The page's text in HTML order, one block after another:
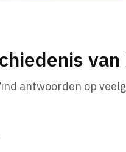
antwoorden op